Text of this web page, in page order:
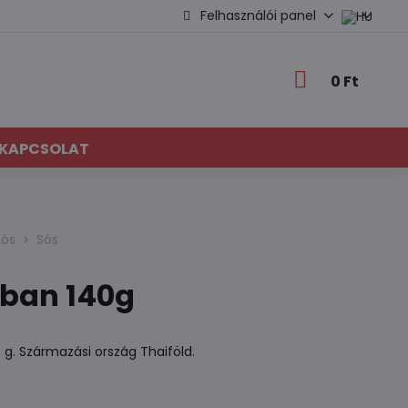
Felhasználói panel
0 Ft
Sós
140g
Származási ország Thaiföld.